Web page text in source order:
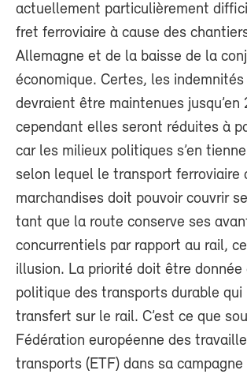
actuellement particulièrement
fret ferroviaire à cause des
Allemagne et de la baisse de la
économique. Certes, les indemnités
devraient être maintenues jusqu’en
cependant elles seront réduites à
car les milieux politiques s’en
selon lequel le transport ferroviaire
marchandises doit pouvoir couvrir
tant que la route conserve ses
concurrentiels par rapport au rail,
illusion. La priorité doit être donnée
politique des transports durable qui
transfert sur le rail. C’est ce que
Fédération européenne des
transports (ETF) dans sa